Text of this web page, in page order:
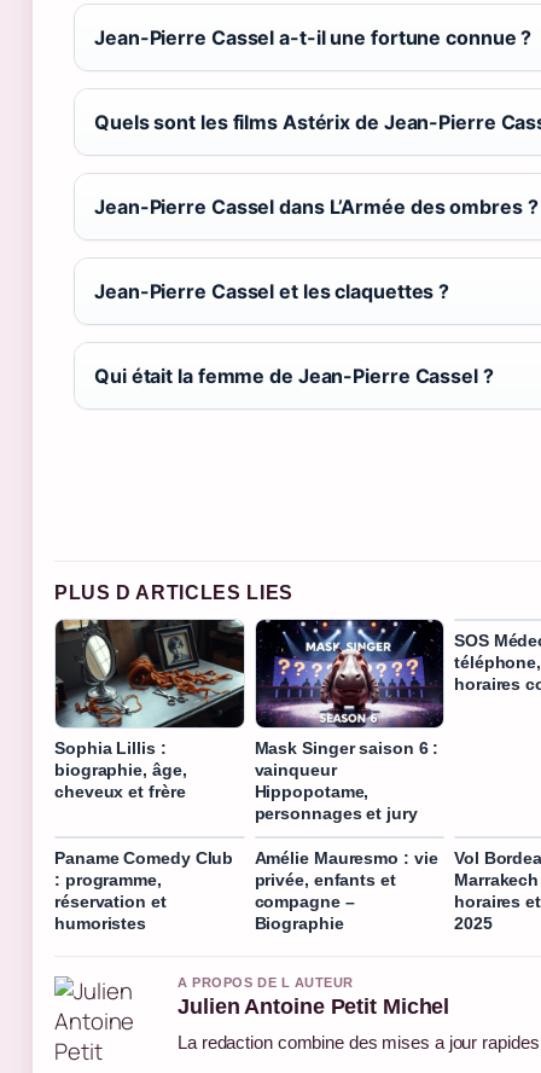
Jean-Pierre Cassel a-t-il une fortune connue ?
Quels sont les films Astérix de Jean-Pierre
Jean-Pierre Cassel dans L’Armée des ombres ?
Jean-Pierre Cassel et les claquettes ?
Qui était la femme de Jean-Pierre Cassel ?
PLUS D ARTICLES LIES
Sophia Lillis :
biographie, âge,
cheveux et frère
Mask Singer saison 6 :
vainqueur
Hippopotame,
personnages et jury
SOS
horaires
Paname Comedy Club
: programme,
réservation et
humoristes
Amélie Mauresmo : vie
privée, enfants et
compagne –
Biographie
Vol
horaires
2025
A PROPOS DE L AUTEUR
Julien Antoine Petit Michel
La redaction combine des mises a jour